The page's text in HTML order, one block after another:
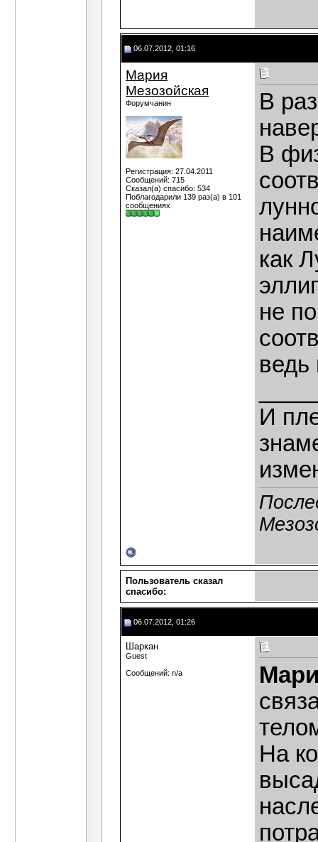
06.07.2012, 01:16
Мария
Мезозойская
Форумчанин
Регистрация: 27.04.2011
Сообщений: 715
Сказал(а) спасибо: 534
Поблагодарили 139 раз(а) в 101
сообщениях
В
В
как
не
ведь
И
Пользователь сказал
cпасибо:
06.07.2012, 01:26
Шаркан
Guest
Сообщений: n/a
На